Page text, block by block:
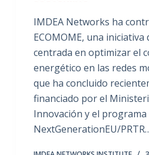
IMDEA Networks ha
ECOMOME, una
centrada en optimizar el
energético en las redes
que ha concluido
financiado por el
Innovación y el programa
NextGenerationEU/